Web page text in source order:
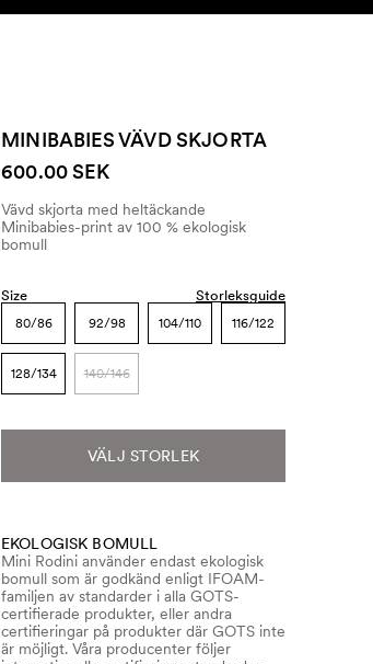
MINIBABIES VÄVD SKJORTA
600.00 SEK
Vävd skjorta med heltäckande
Minibabies-print av 100 % ekologisk
bomull
Size Storleksguide
80/86 92/98 104/110 116/122
128/134 140/146
VÄLJ STORLEK
EKOLOGISK BOMULL
Mini Rodini använder endast ekologisk
bomull som är godkänd enligt IFOAM-
familjen av standarder i alla GOTS-
certifierade produkter, eller andra
certifieringar på produkter där GOTS inte
är möjligt. Våra producenter följer